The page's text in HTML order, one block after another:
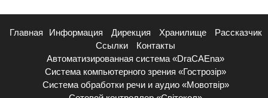
Главная Информация Дирекция Хранилище
Рассказчик
Ссылки
Контакты
Автоматизированная система «DraCAEna»
Система компьютерного зрения «Гострозір»
Система обработки речи и аудио «Мовотвір»